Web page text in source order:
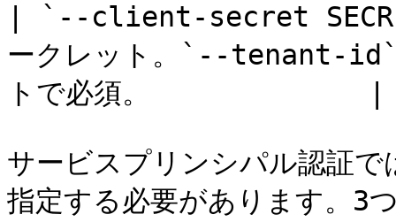
| `--client-secret
ークレット。`--tenant-
トで必須。             |
サービスプリンシパル認証
指定する必要があります。3